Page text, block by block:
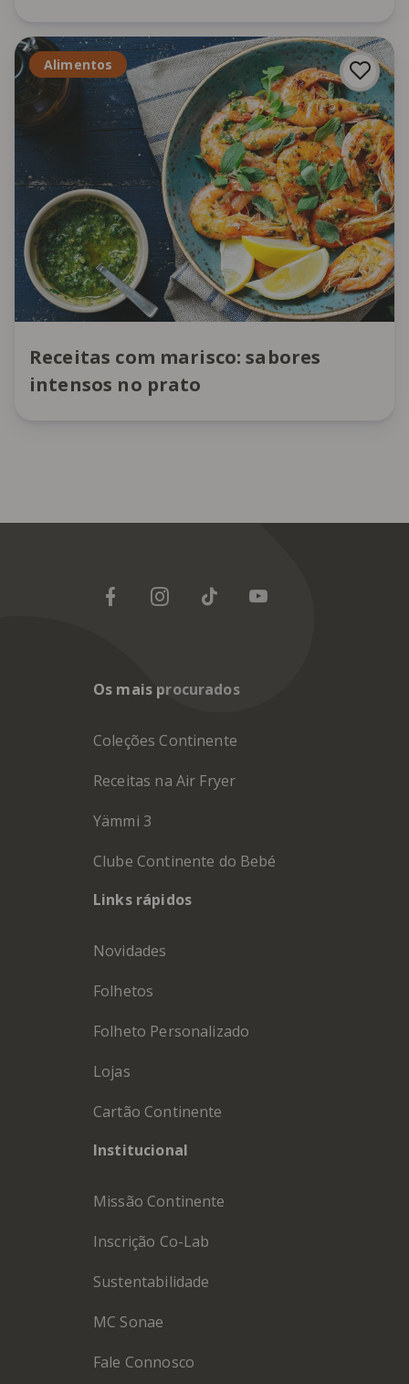
Alimentos
Receitas com marisco: sabores
intensos no prato
Os mais procurados
Coleções Continente
Receitas na Air Fryer
Yämmi 3
Clube Continente do Bebé
Links rápidos
Novidades
Folhetos
Folheto Personalizado
Lojas
Cartão Continente
Institucional
Missão Continente
Inscrição Co-Lab
Sustentabilidade
MC Sonae
Fale Connosco